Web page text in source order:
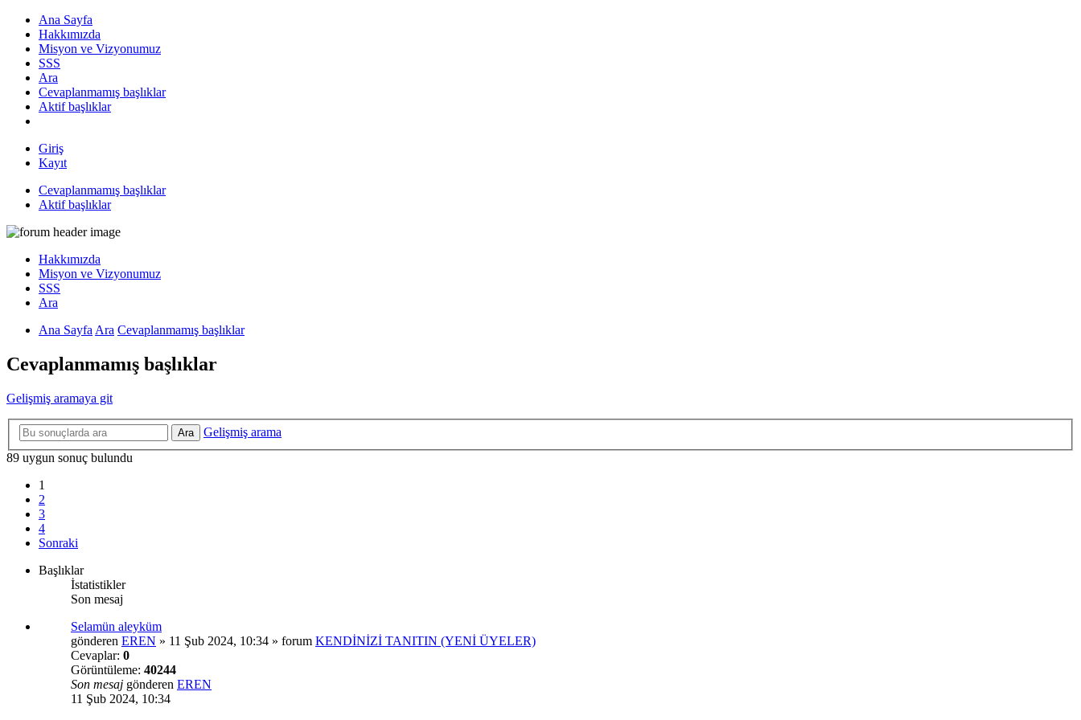
Ana Sayfa
Hakkımızda
Misyon ve Vizyonumuz
SSS
Ara
Cevaplanmamış başlıklar
Aktif başlıklar
Giriş
Kayıt
Cevaplanmamış başlıklar
Aktif başlıklar
Hakkımızda
Misyon ve Vizyonumuz
SSS
Ara
Ana Sayfa Ara Cevaplanmamış başlıklar
Cevaplanmamış başlıklar
Gelişmiş aramaya git
Ara
Gelişmiş arama
89 uygun sonuç bulundu
1
2
3
4
Sonraki
Başlıklar
İstatistikler
Son mesaj
Selamün aleyküm
gönderen EREN » 11 Şub 2024, 10:34 » forum KENDİNİZİ TANITIN (YENİ ÜYELER)
Cevaplar: 0
Görüntüleme: 40244
Son mesaj gönderen EREN
11 Şub 2024, 10:34